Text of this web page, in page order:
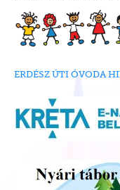
ERDÉSZ ÚTI ÓVODA